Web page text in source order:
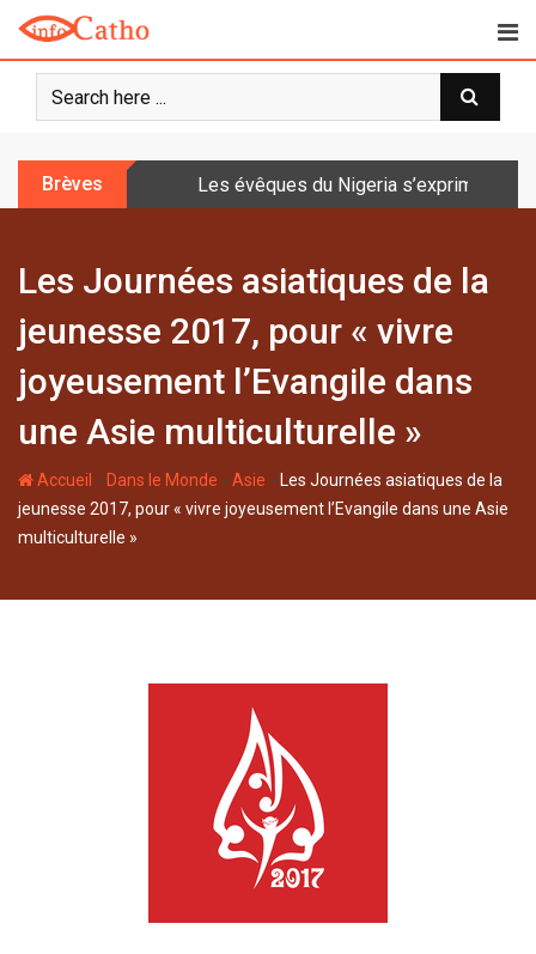
o
Brèves Les évêques du Nigeria s’expriment
Les Journées asiatiques de la
jeunesse 2017, pour « vivre
joyeusement l’Evangile dans
une Asie multiculturelle »
Accueil - Dans le Monde -Asie - Les Journées asiatiques de la
jeunesse 2017, pour « vivre joyeusement l’Evangile dans une Asie
multiculturelle »